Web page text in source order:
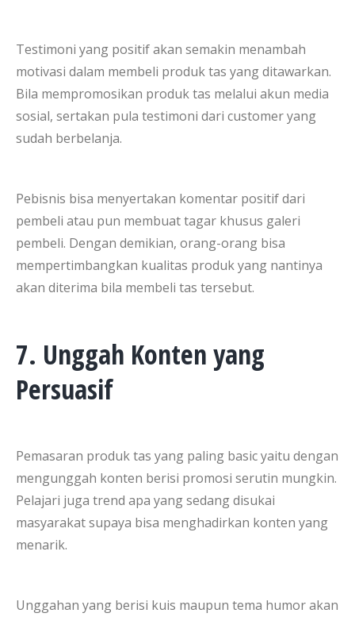
Testimoni yang positif akan semakin menambah
motivasi dalam membeli produk tas yang ditawarkan.
Bila mempromosikan produk tas melalui akun media
sosial, sertakan pula testimoni dari customer yang
sudah berbelanja.
Pebisnis bisa menyertakan komentar positif dari
pembeli atau pun membuat tagar khusus galeri
pembeli. Dengan demikian, orang-orang bisa
mempertimbangkan kualitas produk yang nantinya
akan diterima bila membeli tas tersebut.
7. Unggah Konten yang
Persuasif
Pemasaran produk tas yang paling basic yaitu dengan
mengunggah konten berisi promosi serutin mungkin.
Pelajari juga trend apa yang sedang disukai
masyarakat supaya bisa menghadirkan konten yang
menarik.
Unggahan yang berisi kuis maupun tema humor akan